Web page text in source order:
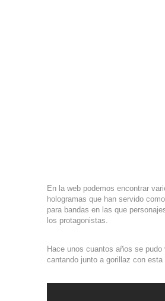
En la web podemos encontrar
hologramas que han servido
para bandas en las que
los protagonistas.
Hace unos cuantos años se pudo
cantando junto a gorillaz con esta